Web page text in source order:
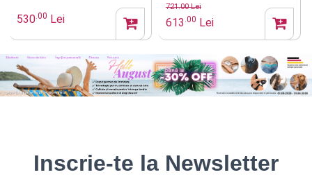
530.00 Lei
721.00 Lei
613 .00 Lei
Inscrie-te la Newsletter